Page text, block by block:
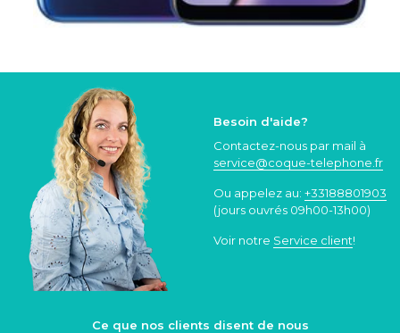
Besoin d'aide?
Contactez-nous par mail à
service@coque-telephone.fr
Ou appelez au: +33188801903
(jours ouvrés 09h00-13h00)
Voir notre Service client!
Ce que nos clients disent de nous